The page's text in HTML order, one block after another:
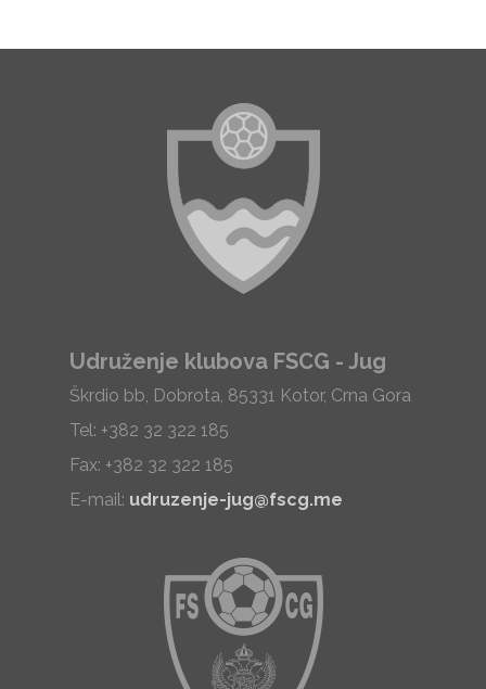
Udruženje klubova FSCG - Jug
Škrdio bb, Dobrota, 85331 Kotor, Crna Gora
Tel: +382 32 322 185
Fax: +382 32 322 185
E-mail: udruzenje-jug@fscg.me